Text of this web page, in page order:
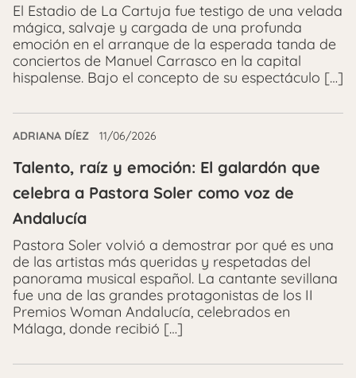
El Estadio de La Cartuja fue testigo de una velada
mágica, salvaje y cargada de una profunda
emoción en el arranque de la esperada tanda de
conciertos de Manuel Carrasco en la capital
hispalense. Bajo el concepto de su espectáculo […]
ADRIANA DÍEZ 11/06/2026
Talento, raíz y emoción: El galardón que
celebra a Pastora Soler como voz de
Andalucía
Pastora Soler volvió a demostrar por qué es una
de las artistas más queridas y respetadas del
panorama musical español. La cantante sevillana
fue una de las grandes protagonistas de los II
Premios Woman Andalucía, celebrados en
Málaga, donde recibió […]